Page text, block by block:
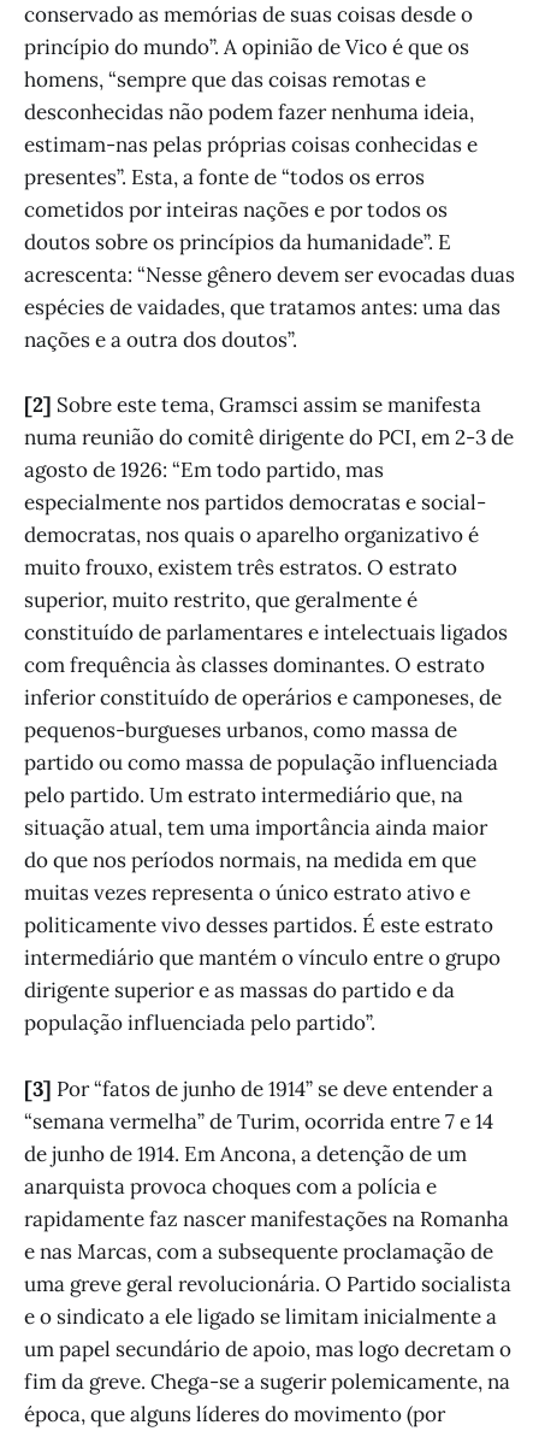
conservado as memórias de suas coisas desde o
princípio do mundo”. A opinião de Vico é que os
homens, “sempre que das coisas remotas e
desconhecidas não podem fazer nenhuma ideia,
estimam-nas pelas próprias coisas conhecidas e
presentes”. Esta, a fonte de “todos os erros
cometidos por inteiras nações e por todos os
doutos sobre os princípios da humanidade”. E
acrescenta: “Nesse gênero devem ser evocadas duas
espécies de vaidades, que tratamos antes: uma das
nações e a outra dos doutos”.
[2] Sobre este tema, Gramsci assim se manifesta
numa reunião do comitê dirigente do PCI, em 2-3 de
agosto de 1926: “Em todo partido, mas
especialmente nos partidos democratas e social-
democratas, nos quais o aparelho organizativo é
muito frouxo, existem três estratos. O estrato
superior, muito restrito, que geralmente é
constituído de parlamentares e intelectuais ligados
com frequência às classes dominantes. O estrato
inferior constituído de operários e camponeses, de
pequenos-burgueses urbanos, como massa de
partido ou como massa de população influenciada
pelo partido. Um estrato intermediário que, na
situação atual, tem uma importância ainda maior
do que nos períodos normais, na medida em que
muitas vezes representa o único estrato ativo e
politicamente vivo desses partidos. É este estrato
intermediário que mantém o vínculo entre o grupo
dirigente superior e as massas do partido e da
população influenciada pelo partido”.
[3] Por “fatos de junho de 1914” se deve entender a
“semana vermelha” de Turim, ocorrida entre 7 e 14
de junho de 1914. Em Ancona, a detenção de um
anarquista provoca choques com a polícia e
rapidamente faz nascer manifestações na Romanha
e nas Marcas, com a subsequente proclamação de
uma greve geral revolucionária. O Partido socialista
e o sindicato a ele ligado se limitam inicialmente a
um papel secundário de apoio, mas logo decretam o
fim da greve. Chega-se a sugerir polemicamente, na
época, que alguns líderes do movimento (por